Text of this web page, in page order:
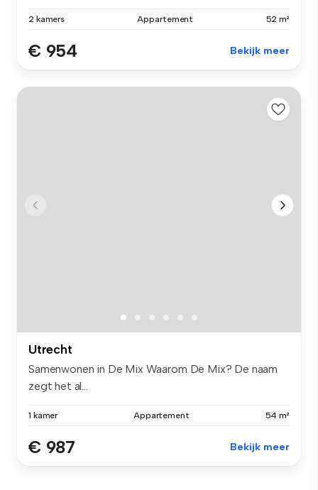
2 kamers Appartement 52 m²
€ 954 Bekijk meer
Utrecht
Samenwonen in De Mix Waarom De Mix? De naam
zegt het al...
1 kamer Appartement 54 m²
€ 987 Bekijk meer